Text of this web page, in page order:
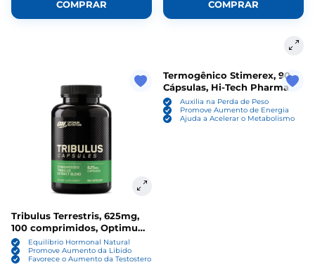
COMPRAR COMPRAR
Tribulus Terrestris, 625mg,
100 comprimidos, Optimum
Nutrition
Equilíbrio Hormonal Natural
Promove Aumento da Libido
Favorece o Aumento da Testosterona
Termogênico Stimerex, 90
Cápsulas, Hi-Tech Pharma
Auxilia na Perda de Peso
Promove Aumento de Energia
Ajuda a Acelerar o Metabolismo